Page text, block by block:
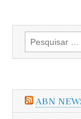
Pesquisar
por:
ABN